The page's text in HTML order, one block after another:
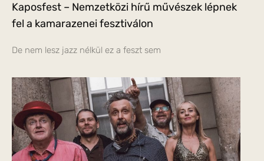
Kaposfest – Nemzetközi hírű művészek lépnek
fel a kamarazenei fesztiválon
De nem lesz jazz nélkül ez a feszt sem